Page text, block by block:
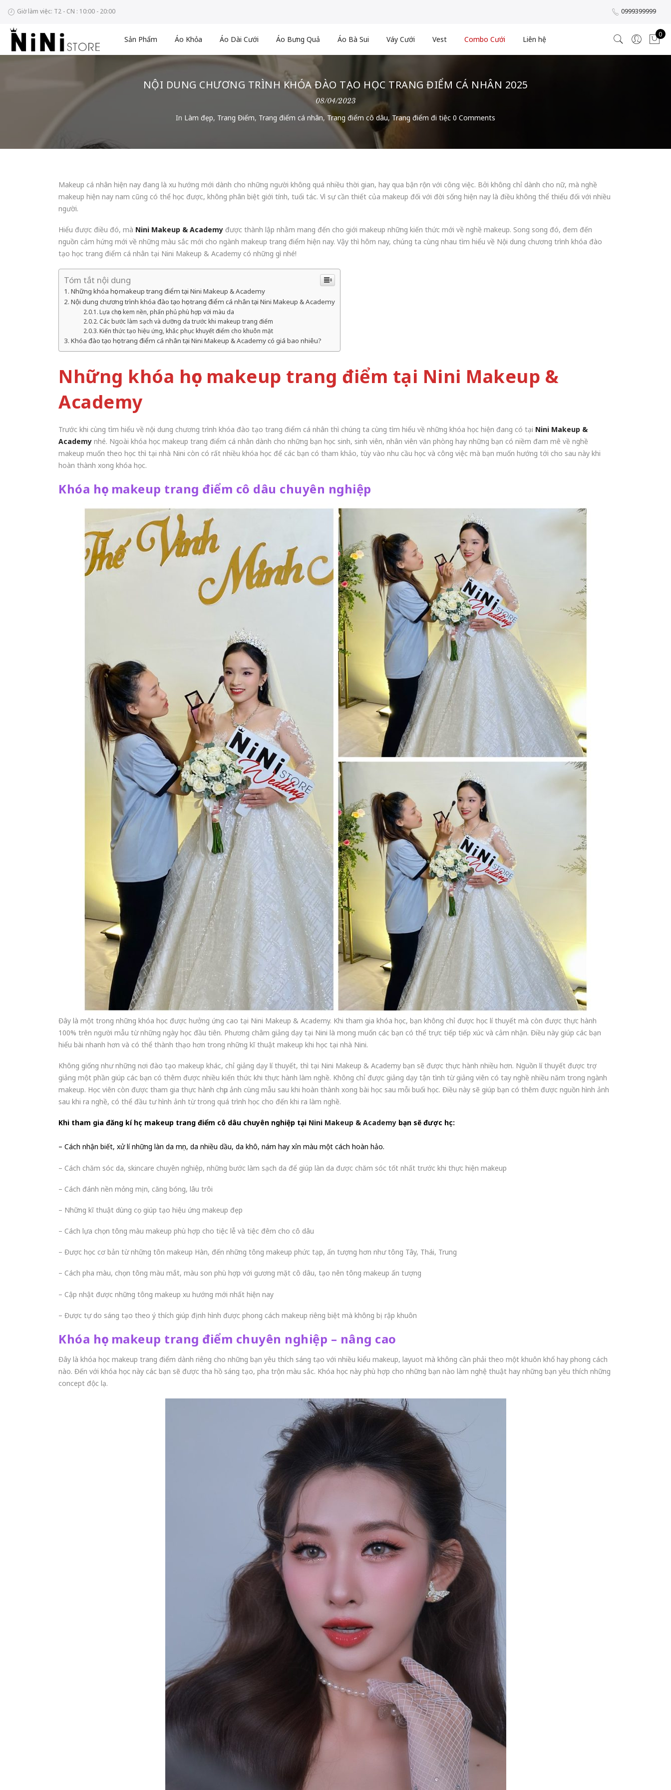
Giờ làm việc: T2 - CN : 10:00 - 20:00 0999399999
Sản Phẩm Áo Khỏa Áo Dài Cưới Áo Bưng Quả Áo Bà Sui Váy Cưới Vest Combo Cưới Liên hệ
0
NỘI DUNG CHƯƠNG TRÌNH KHÓA ĐÀO TẠO HỌC TRANG ĐIỂM CÁ NHÂN 2025
08/04/2023
In Làm đẹp, Trang Điểm, Trang điểm cá nhân, Trang điểm cô dâu, Trang điểm đi tiệc 0 Comments
Makeup cá nhân hiện nay đang là xu hướng mới dành cho những người không quá nhiều thời gian, hay qua bận rộn với công việc. Bởi không chỉ dành cho nữ, mà nghề
makeup hiện nay nam cũng có thể học được, không phân biệt giới tính, tuổi tác. Vì sự cần thiết của makeup đối với đời sống hiện nay là điều không thể thiếu đối với nhiều
người.
Hiểu được điều đó, mà Nini Makeup & Academy được thành lập nhằm mang đến cho giới makeup những kiến thức mới về nghề makeup. Song song đó, đem đến
nguồn cảm hứng mới về những màu sắc mới cho ngành makeup trang điểm hiện nay. Vậy thì hôm nay, chúng ta cùng nhau tìm hiểu về Nội dung chương trình khóa đào
tạo học trang điểm cá nhân tại Nini Makeup & Academy có những gì nhé!
Tóm tắt nội dung
Những khóa học makeup trang điểm tại Nini Makeup & Academy
Nội dung chương trình khóa đào tạo học trang điểm cá nhân tại Nini Makeup & Academy
Lựa chọn kem nền, phấn phủ phù hợp với màu da
Các bước làm sạch và dưỡng da trước khi makeup trang điểm
Kiến thức tạo hiệu ứng, khắc phục khuyết điểm cho khuôn mặt
Khóa đào tạo học trang điểm cá nhân tại Nini Makeup & Academy có giá bao nhiêu?
Những khóa học makeup trang điểm tại Nini Makeup &
Academy
Trước khi cùng tìm hiểu về nội dung chương trình khóa đào tạo trang điểm cá nhân thì chúng ta cùng tìm hiểu về những khóa học hiện đang có tại Nini Makeup &
Academy nhé. Ngoài khóa học makeup trang điểm cá nhân dành cho những bạn học sinh, sinh viên, nhân viên văn phòng hay những bạn có niềm đam mê về nghề
makeup muốn theo học thì tại nhà Nini còn có rất nhiều khóa học để các bạn có tham khảo, tùy vào nhu cầu học và công việc mà bạn muốn hướng tới cho sau này khi
hoàn thành xong khóa học.
Khóa học makeup trang điểm cô dâu chuyên nghiệp
Đây là một trong những khóa học được hưởng ứng cao tại Nini Makeup & Academy. Khi tham gia khóa học, bạn không chỉ được học lí thuyết mà còn được thực hành
100% trên người mẫu từ những ngày học đầu tiên. Phương châm giảng dạy tại Nini là mong muốn các bạn có thể trực tiếp tiếp xúc và cảm nhận. Điều này giúp các bạn
hiểu bài nhanh hơn và có thể thành thạo hơn trong những kĩ thuật makeup khi học tại nhà Nini.
Không giống như những nơi đào tạo makeup khác, chỉ giảng dạy lí thuyết, thì tại Nini Makeup & Academy bạn sẽ được thực hành nhiều hơn. Nguồn lí thuyết được trợ
giảng một phần giúp các bạn có thêm được nhiều kiến thức khi thực hành làm nghề. Không chỉ được giảng dạy tận tình từ giảng viên có tay nghề nhiều năm trong ngành
makeup. Học viên còn được tham gia thực hành chụp ảnh cùng mẫu sau khi hoàn thành xong bài học sau mỗi buổi học. Điều này sẽ giúp bạn có thêm được nguồn hình ảnh
sau khi ra nghề, có thể đầu tư hình ảnh từ trong quá trình học cho đến khi ra làm nghề.
Khi tham gia đăng kí học makeup trang điểm cô dâu chuyên nghiệp tại Nini Makeup & Academy bạn sẽ được học:
– Cách nhận biết, xử lí những làn da mụn, da nhiều dầu, da khô, nám hay xỉn màu một cách hoàn hảo.
– Cách chăm sóc da, skincare chuyên nghiệp, những bước làm sạch da để giúp làn da được chăm sóc tốt nhất trước khi thực hiện makeup
– Cách đánh nền mỏng mịn, căng bóng, lâu trôi
– Những kĩ thuật dùng cọ giúp tạo hiệu ứng makeup đẹp
– Cách lựa chọn tông màu makeup phù hợp cho tiệc lễ và tiệc đêm cho cô dâu
– Được học cơ bản từ những tôn makeup Hàn, đến những tông makeup phức tạp, ấn tượng hơn như tông Tây, Thái, Trung
– Cách pha màu, chọn tông màu mắt, màu son phù hợp với gương mặt cô dâu, tạo nên tông makeup ấn tượng
– Cập nhật được những tông makeup xu hướng mới nhất hiện nay
– Được tự do sáng tạo theo ý thích giúp định hình được phong cách makeup riêng biệt mà không bị rập khuôn
Khóa học makeup trang điểm chuyên nghiệp – nâng cao
Đây là khóa học makeup trang điểm dành riêng cho những bạn yêu thích sáng tạo với nhiều kiểu makeup, layuot mà không cần phải theo một khuôn khổ hay phong cách
nào. Đến với khóa học này các bạn sẽ được tha hồ sáng tạo, pha trộn màu sắc. Khóa học này phù hợp cho những bạn nào làm nghệ thuật hay những bạn yêu thích những
concept độc lạ.